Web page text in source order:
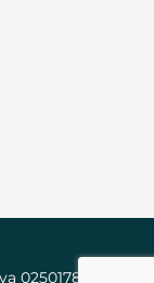
02501780031